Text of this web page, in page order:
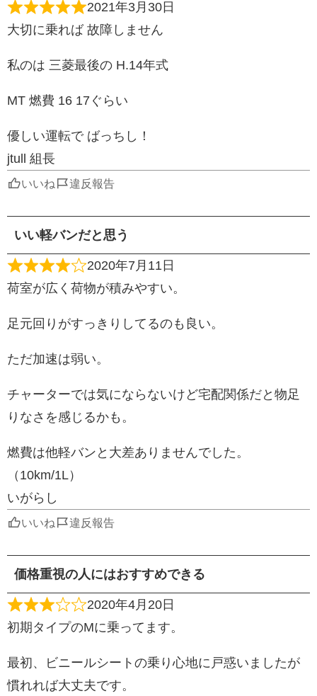
2021年3月30日
大切に乗れば 故障しません
私のは 三菱最後の H.14年式
MT 燃費 16 17ぐらい
優しい運転で ばっちし！
jtull 組長
いいね 違反報告
いい軽バンだと思う
2020年7月11日
荷室が広く荷物が積みやすい。
足元回りがすっきりしてるのも良い。
ただ加速は弱い。
チャーターでは気にならないけど宅配関係だと物足
りなさを感じるかも。
燃費は他軽バンと大差ありませんでした。
（10km/1L）
いがらし
いいね 違反報告
価格重視の人にはおすすめできる
2020年4月20日
初期タイプのMに乗ってます。
最初、ビニールシートの乗り心地に戸惑いましたが
慣れれば大丈夫です。